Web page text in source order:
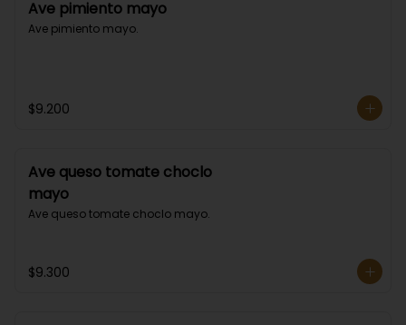
Ave pimiento mayo
Ave pimiento mayo.
$9.200
Ave queso tomate choclo
mayo
Ave queso tomate choclo mayo.
$9.300